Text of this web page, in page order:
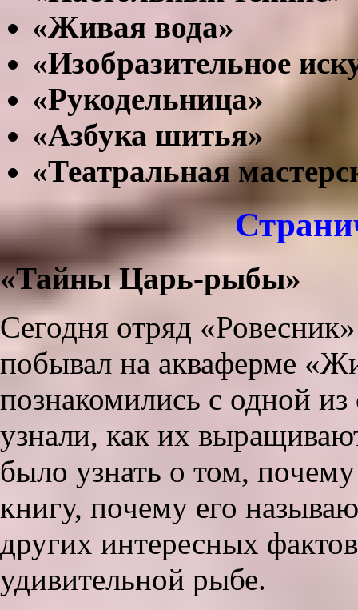
«Живая вода»
«Изобразительное
«Рукодельница»
«Азбука шитья»
«Театральная
«Тайны Царь-рыбы»
Сегодня отряд
побывал на акваферме
познакомились с одной
узнали, как их
было узнать о том,
книгу, почему его
других интересных
удивительной рыбе.